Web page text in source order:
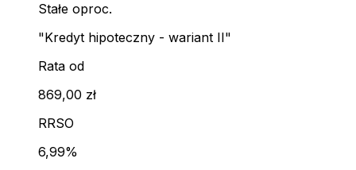
Stałe oproc.
"Kredyt hipoteczny - wariant II"
Rata od
869,00 zł
RRSO
6,99%